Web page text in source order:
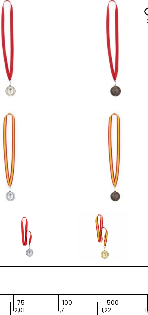
75 100 500
2,01 1,7 1,22